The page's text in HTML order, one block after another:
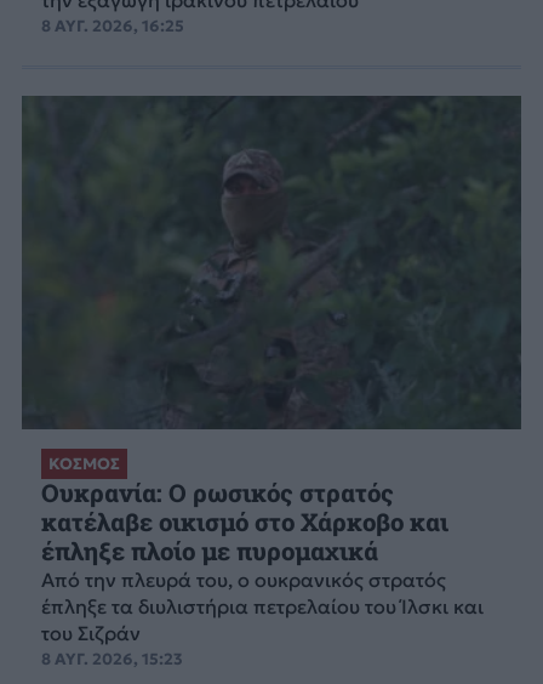
8 ΑΥΓ. 2026, 16:25
ΚΟΣΜΟΣ
Ουκρανία: Ο ρωσικός στρατός
κατέλαβε οικισμό στο Χάρκοβο και
έπληξε πλοίο με πυρομαχικά
Από την πλευρά του, ο ουκρανικός στρατός
έπληξε τα διυλιστήρια πετρελαίου του Ίλσκι και
του Σιζράν
8 ΑΥΓ. 2026, 15:23